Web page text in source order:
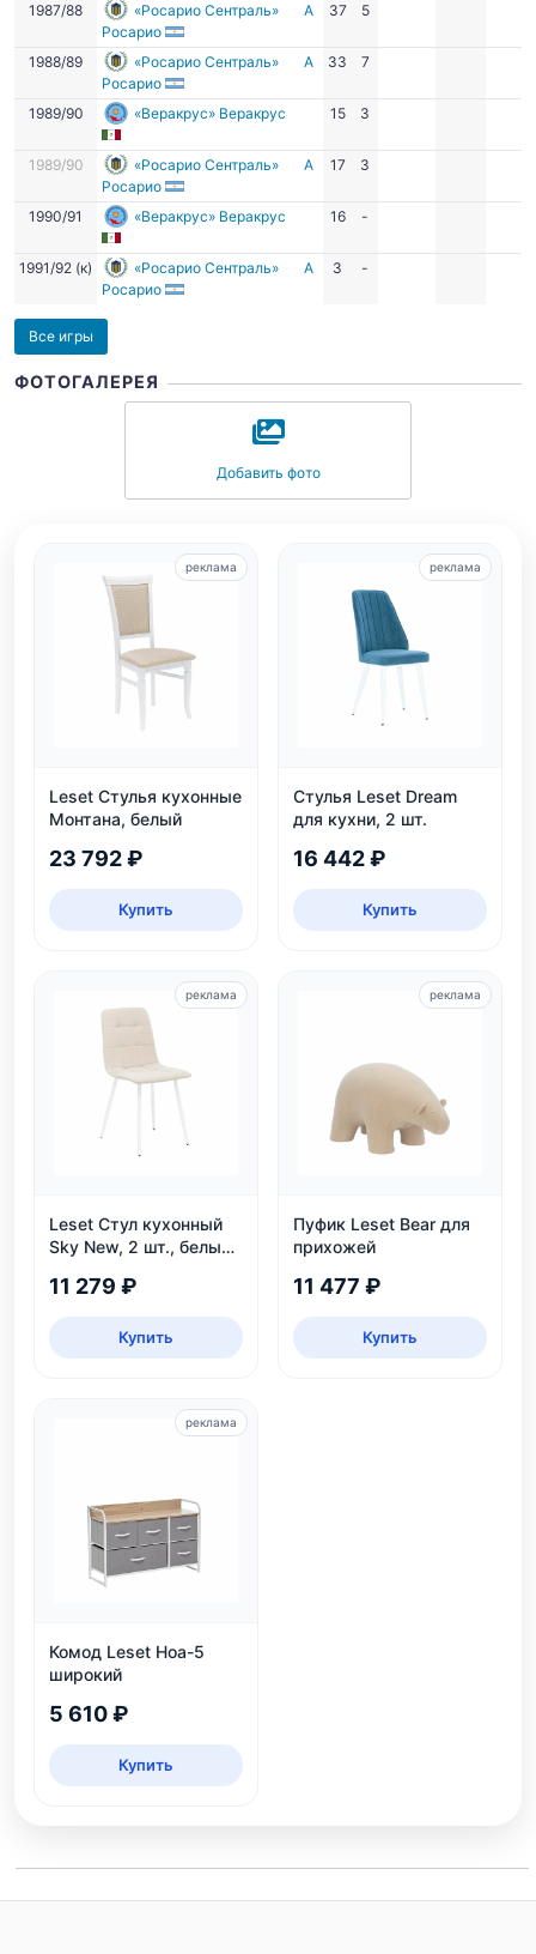
1987/88
«Росарио Сентраль»
Росарио
А 37 5
1988/89
«Росарио Сентраль»
Росарио
А 33 7
1989/90 «Веракрус» Веракрус 15 3
1989/90
«Росарио Сентраль»
Росарио
А 17 3
1990/91 «Веракрус» Веракрус 16 -
1991/92 (к)
«Росарио Сентраль»
Росарио
А 3 -
Все игры
ФОТОГАЛЕРЕЯ
Добавить фото
Leset Стулья кухонные
Монтана, белый
23 792 ₽
Купить
реклама
Стулья Leset Dream
для кухни, 2 шт.
16 442 ₽
Купить
реклама
Leset Стул кухонный
Sky New, 2 шт., белый/
11 279 ₽
Купить
реклама
Пуфик Leset Bear для
прихожей
11 477 ₽
Купить
реклама
Комод Leset Ноа-5
широкий
5 610 ₽
Купить
реклама